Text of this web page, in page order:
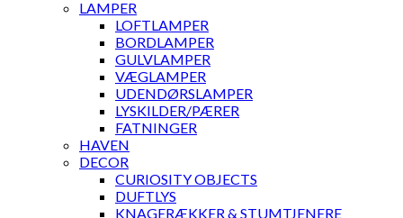
LAMPER
LOFTLAMPER
BORDLAMPER
GULVLAMPER
VÆGLAMPER
UDENDØRSLAMPER
LYSKILDER/PÆRER
FATNINGER
HAVEN
DECOR
CURIOSITY OBJECTS
DUFTLYS
KNAGERÆKKER & STUMTJENERE